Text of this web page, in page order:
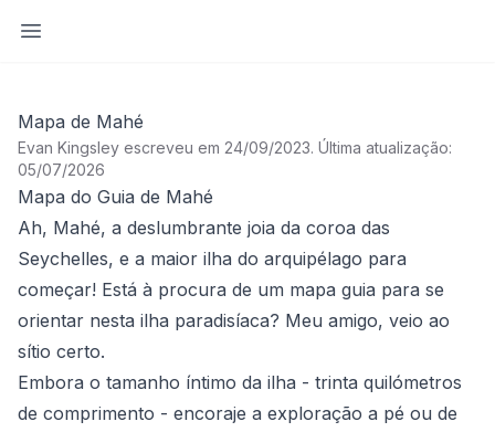
Abrir barra lateral
Mapa de Mahé
Evan Kingsley escreveu em 24/09/2023. Última atualização:
05/07/2026
Mapa do Guia de Mahé
Ah, Mahé, a deslumbrante joia da coroa das
Seychelles, e a maior ilha do arquipélago para
começar! Está à procura de um mapa guia para se
orientar nesta ilha paradisíaca? Meu amigo, veio ao
sítio certo.
Embora o tamanho íntimo da ilha - trinta quilómetros
de comprimento - encoraje a exploração a pé ou de